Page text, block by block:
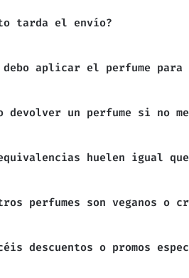
tarda el envío?
debo aplicar el perfume
devolver un perfume si no
huelen igual
perfumes son veganos o
descuentos o promos